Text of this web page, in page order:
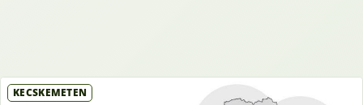
KECSKEMÉTEN